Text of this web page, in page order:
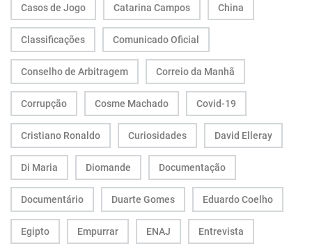
Casos de Jogo Catarina Campos China
Classificações Comunicado Oficial
Conselho de Arbitragem Correio da Manhã
Corrupção Cosme Machado Covid-19
Cristiano Ronaldo Curiosidades David Elleray
Di Maria Diomande Documentação
Documentário Duarte Gomes Eduardo Coelho
Egipto Empurrar ENAJ Entrevista